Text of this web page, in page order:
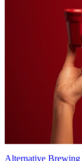
Alternative Brewing